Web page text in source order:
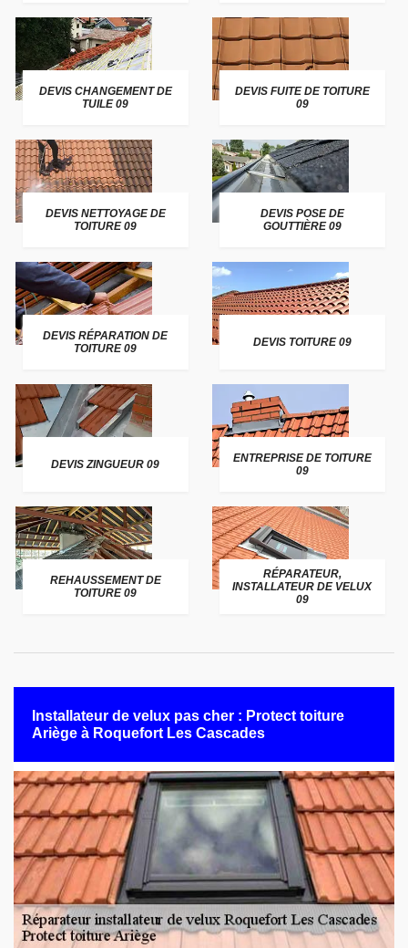
DEVIS CHANGEMENT DE
TUILE 09
DEVIS FUITE DE TOITURE
09
DEVIS NETTOYAGE DE
TOITURE 09
DEVIS POSE DE
GOUTTIÈRE 09
DEVIS RÉPARATION DE
TOITURE 09
DEVIS TOITURE 09
DEVIS ZINGUEUR 09
ENTREPRISE DE TOITURE
09
REHAUSSEMENT DE
TOITURE 09
RÉPARATEUR,
INSTALLATEUR DE VELUX
09
Installateur de velux pas cher : Protect toiture
Ariège à Roquefort Les Cascades